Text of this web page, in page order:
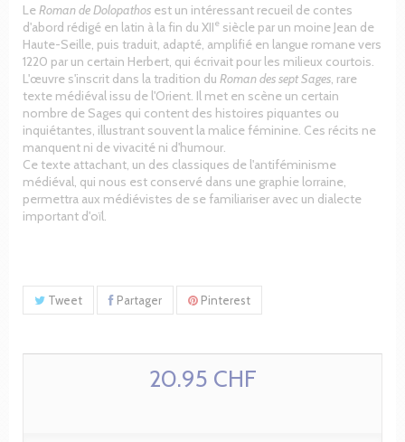
LeRoman de Dolopathos est un intéressant recueil de contes
d'abord rédigé en latin à la fin du XIIe siècle par un moine Jean de
Haute-Seille, puis traduit, adapté, amplifié en langue romane vers
1220 par un certain Herbert, qui écrivait pour les milieux courtois.
L'œuvre s'inscrit dans la tradition du Roman des sept Sages , rare
texte médiéval issu de l'Orient. Il met en scène un certain
nombre de Sages qui content des histoires piquantes ou
inquiétantes, illustrant souvent la malice féminine. Ces récits ne
manquent ni de vivacité ni d'humour.
Ce texte attachant, un des classiques de l'antiféminisme
médiéval, qui nous est conservé dans une graphie lorraine,
permettra aux médiévistes de se familiariser avec un dialecte
important d'oïl.
Tweet Partager Pinterest
20.95 CHF